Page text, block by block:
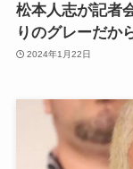
松本人志が記者
りのグレーだか
2024年1月22日